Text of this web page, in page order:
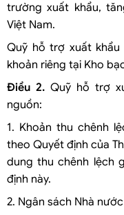
trường xuất khẩu,
Việt Nam.
Quỹ hỗ trợ xuất
khoản riêng tại Kho
Điều 2. Quỹ hỗ trợ
nguồn:
1. Khoản thu chênh
theo Quyết định của
dung thu chênh lệch
định này.
2. Ngân sách Nhà